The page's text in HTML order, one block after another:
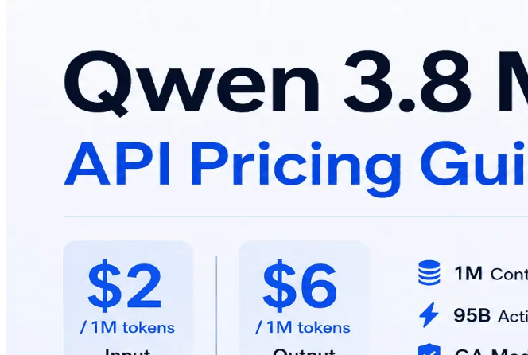
สรุปราคาเบสของ Qwen 3.8 Max - อินพุต: $2 ต่อ 1M tokens - เอาต์พุต: $6 ต่อ 1M
นโยบาย, คำสั่งยาวๆ) ออกจากส่วนที่เปลี่ยนแปลง เพื่อให้ผู้ให้บริการสามารถแคชได้ - ค่าธร
สำหรับ cache hit หรือคิดเฉพาะครั้งแรก) ควรตรวจสอบเอกสารของผู้ให้บริการที่คุณใช้งาน
ข้อความ - แยกข้อมูลชั่วคราว/ไดนามิกให้อยู่ท้ายข้อความหรือส่งเป็นส่วนย่อยที่ไม่กระทบพรีฟิ
calling/RAG/ฯลฯ) - การเรียกใช้เครื่องมือ (function/tool calling): โดยทั่วไปค่าธรรมเนียม
(เอาต์พุตของโมเดลเพื่อระบุเครื่องมือและอาร์กิวเมนต์) - ส่งผลลัพธ์จากเครื่องมือกลับเข้าโม
ภายนอกของเครื่องมือ: ถ้าเครื่องมือไปเรียกบริการภายนอก (ฐานข้อมูล, เวกเตอร์สโตร์, เว็บ
Embedding/Rerank/Multimodal: ถ้ามีการใช้บริการแยก (เช่น embedding, reranker,
บริการ ตัวอย่างคำนวณต้นทุน (ใช้เรตราคา $2/M อินพุต และ $6/M เอาต์พุต) - สนทนาสั้น
≈ $0.008 ต่อคำขอ - RAG/พรอมป์ต์ยาว 10,000 in + 1,500 out tokens: - อินพุต: 0.01M × $2
in + 300 out tokens ต่อคำขอ): - ต่อคำขอ: (0.0005M × $2) + (0.0003M × $6) = $0.001 +
prompt คงที่ 8,000 tokens ใช้ซ้ำ 100 ครั้ง - หากไม่มีแคช: อินพุตส่วนนี้คิดเต็มทุกครั้ง =
ของอัตราอินพุตปกติ) ต้นทุนพรีฟิกซ์โดยประมาณ = $0.016 (ครั้งแรกเต็ม) + $0.016 × x% ×
window) และ max output tokens: แตกต่างตามผู้ให้บริการ/แผน ควรกำหนด
ประมวลผลขนาน: มีเพดานรายบัญชี/รายรุ่น ตรวจสอบและขอเพิ่มโควต้าเมื่อจำเป็น - ขนาดไ
เพื่อลด latency ที่รู้สึกได้ และตัดการตอบก่อนครบถ้าพอใจ ช่วยคุมโทเค็นเอาต์พุต คำแนะนำย้
ต้องการ และทดสอบกับเอ็นด์พอยต์เดิม - ตรวจสอบพารามิเตอร์ที่อาจมีค่าเริ่มต้นต่างไป (เช่น
สม่ำเสมอ - ทดสอบรอบโต้ตอบหลายขั้น (คิด-เรียกเครื่องมือ-สรุปผล) เพราะ 3.8 อาจให้เหตุผ